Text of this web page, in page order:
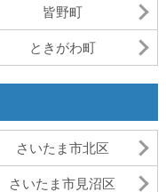
皆野町
ときがわ町
さいたま市北区
さいたま市見沼区